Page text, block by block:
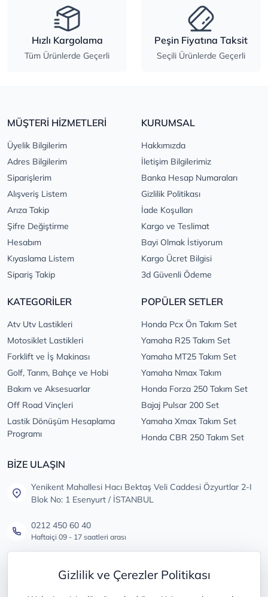
Gizlilik ve Çerezler Politikası
Hızlı Kargolama
Tüm Ürünlerde Geçerli
Peşin Fiyatına Taksit
Seçili Ürünlerde Geçerli
MÜŞTERİ HİZMETLERİ
Üyelik Bilgilerim
Adres Bilgilerim
Siparişlerim
Alışveriş Listem
Arıza Takip
Şifre Değiştirme
Hesabım
Kıyaslama Listem
Sipariş Takip
KURUMSAL
Hakkımızda
İletişim Bilgilerimiz
Banka Hesap Numaraları
Gizlilik Politikası
İade Koşulları
Kargo ve Teslimat
Bayi Olmak İstiyorum
Kargo Ücret Bilgisi
3d Güvenli Ödeme
KATEGORİLER
Atv Utv Lastikleri
Motosiklet Lastikleri
Forklift ve İş Makinası
Golf, Tarım, Bahçe ve Hobi
Bakım ve Aksesuarlar
Off Road Vinçleri
Lastik Dönüşüm Hesaplama
Programı
POPÜLER SETLER
Honda Pcx Ön Takım Set
Yamaha R25 Takım Set
Yamaha MT25 Takım Set
Yamaha Nmax Takım
Honda Forza 250 Takım Set
Bajaj Pulsar 200 Set
Yamaha Xmax Takım Set
Honda CBR 250 Takım Set
BİZE ULAŞIN
Yenikent Mahallesi Hacı Bektaş Veli Caddesi Özyurtlar 2-I
Blok No: 1 Esenyurt / İSTANBUL
0212 450 60 40
Haftaiçi 09 - 17 saatleri arası
Tüm öneri ve şikayetleriniz için